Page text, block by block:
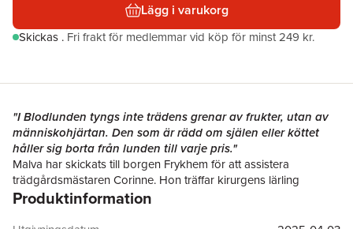
Lägg i varukorg
Skickas . Fri frakt för medlemmar vid köp för minst 249 kr.
"I Blodlunden tyngs inte trädens grenar av frukter, utan av
människohjärtan. Den som är rädd om själen eller köttet
håller sig borta från lunden till varje pris."
Malva har skickats till borgen Frykhem för att assistera
trädgårdsmästaren Corinne. Hon träffar kirurgens lärling
Filimon, barnen Juno och Loui, och ynglingen Cedrik. Men
Produktinformation